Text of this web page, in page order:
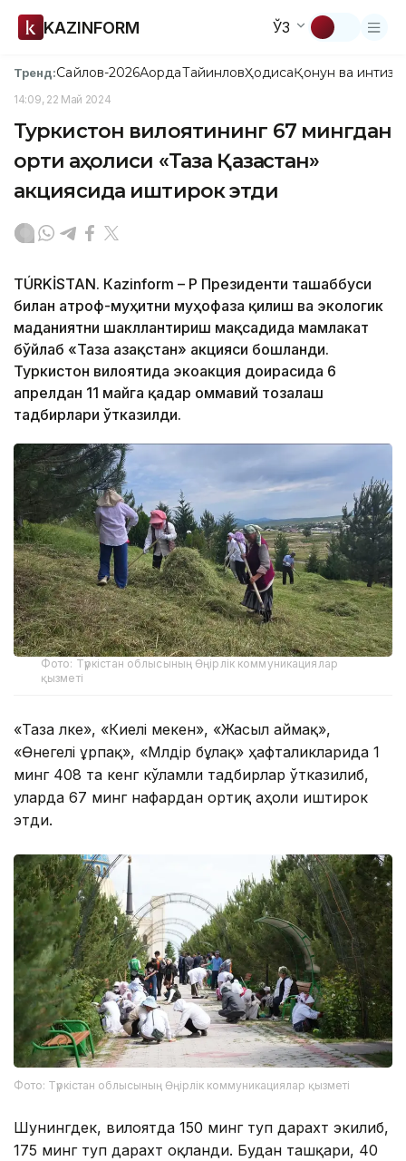
KAZINFORM ЎЗ
Тренд:Сайлов-2026АқордаТайинловҲодисаҚонун ва
14:09, 22 Май 2024
Туркистон вилоятининг 67 мингдан
ортиқ аҳолиси «Таза Қазақстан»
акциясида иштирок этди
TÚRKİSTAN. Кazinform – ҚР Президенти ташаббуси
билан атроф-муҳитни муҳофаза қилиш ва экологик
маданиятни шакллантириш мақсадида мамлакат
бўйлаб «Таза Қазақстан» акцияси бошланди.
Туркистон вилоятида экоакция доирасида 6
апрелдан 11 майга қадар оммавий тозалаш
тадбирлари ўтказилди.
Фото: Түркістан облысының Өңірлік коммуникациялар
қызметі
«Таза өлке», «Киелі мекен», «Жасыл аймақ»,
«Өнегелі ұрпақ», «Мөлдір бұлақ» ҳафталикларида 1
минг 408 та кенг кўламли тадбирлар ўтказилиб,
уларда 67 минг нафардан ортиқ аҳоли иштирок
этди.
Фото: Түркістан облысының Өңірлік коммуникациялар қызметі
Шунингдек, вилоятда 150 минг туп дарахт экилиб,
175 минг туп дарахт оқланди. Будан ташқари, 40